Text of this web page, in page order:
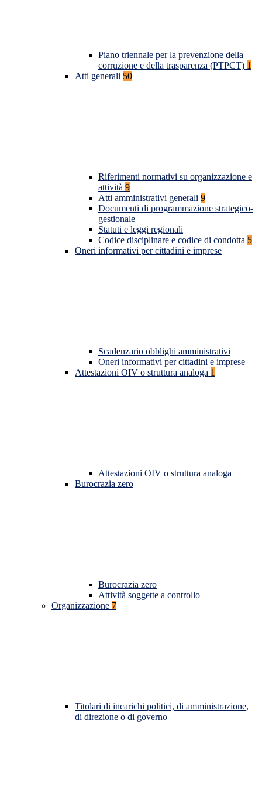
Piano triennale per la prevenzione della
corruzione e della trasparenza (PTPCT) 1
Atti generali 50
Riferimenti normativi su organizzazione e
attività 9
Atti amministrativi generali 9
Documenti di programmazione strategico-
gestionale
Statuti e leggi regionali
Codice disciplinare e codice di condotta 5
Oneri informativi per cittadini e imprese
Scadenzario obblighi amministrativi
Oneri informativi per cittadini e imprese
Attestazioni OIV o struttura analoga 1
Attestazioni OIV o struttura analoga
Burocrazia zero
Burocrazia zero
Attività soggette a controllo
Organizzazione 7
Titolari di incarichi politici, di amministrazione,
di direzione o di governo